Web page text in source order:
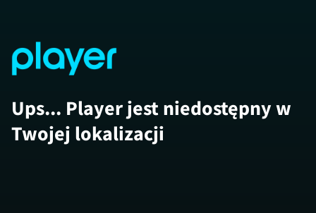
Ups... Player jest niedostępny w
Twojej lokalizacji